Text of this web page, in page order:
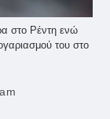
στο Ρέντη ενώ
του στο